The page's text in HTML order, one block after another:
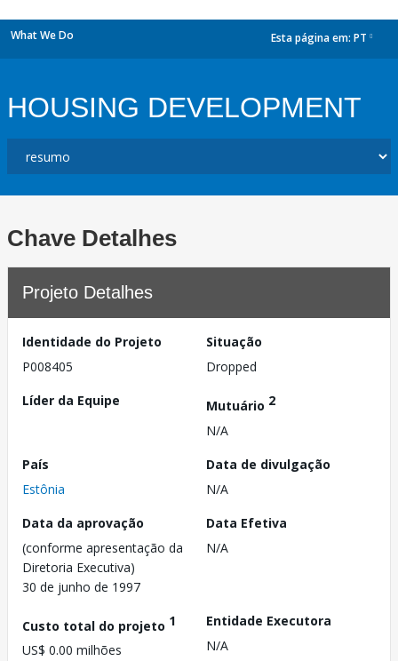
What We Do Esta página em: PT
HOUSING DEVELOPMENT
Chave Detalhes
Projeto Detalhes
Identidade do Projeto
P008405
Situação
Dropped
Líder da Equipe
Mutuário 2
N/A
País
Estônia
Data de divulgação
N/A
Data da aprovação
(conforme apresentação da
Diretoria Executiva)
30 de junho de 1997
Data Efetiva
N/A
Custo total do projeto 1
US$ 0.00 milhões
Entidade Executora
N/A